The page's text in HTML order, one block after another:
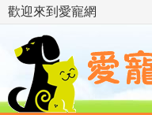
歡迎來到愛寵網